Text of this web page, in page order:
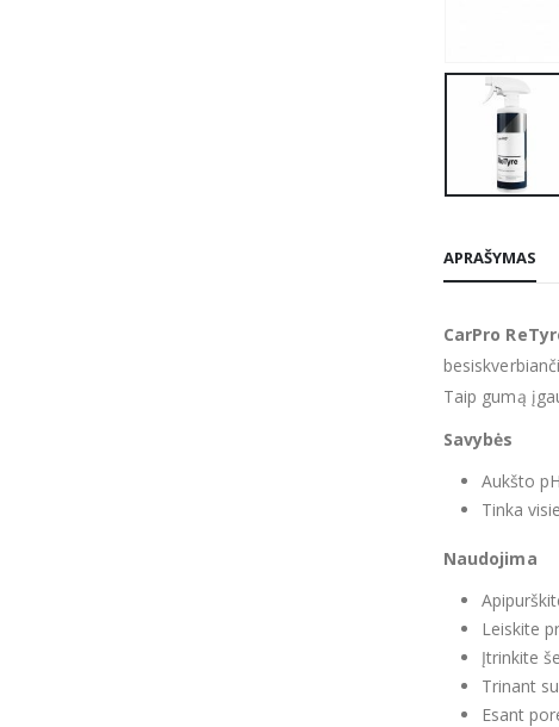
APRAŠYMAS
CarPro
Taip gumą
Savybės
Aukšto
Tinka
Naudojima
Leiskite
Įtrinkite
Trinant
Esant